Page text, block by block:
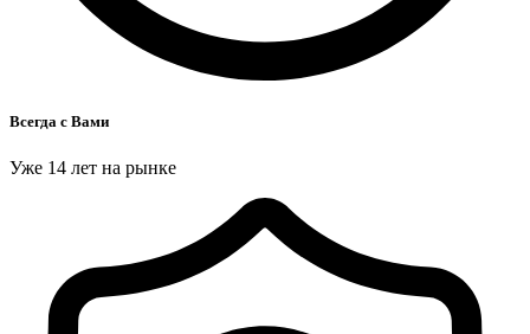
Всегда с Вами
Уже 14 лет на рынке